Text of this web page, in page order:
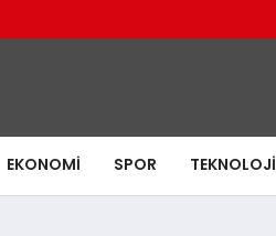
EKONOMI SPOR TEKNOLOJI